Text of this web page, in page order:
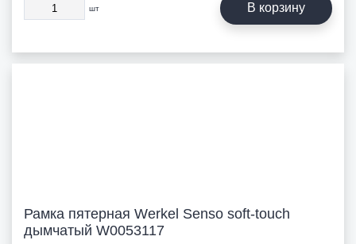
шт В корзину
Рамка пятерная Werkel Senso soft-touch
дымчатый W0053117